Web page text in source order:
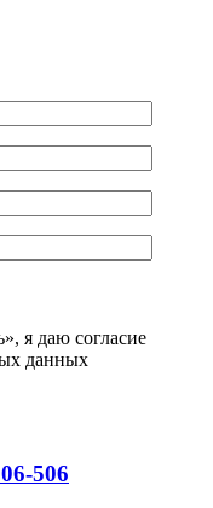
я даю согласие
данных
506